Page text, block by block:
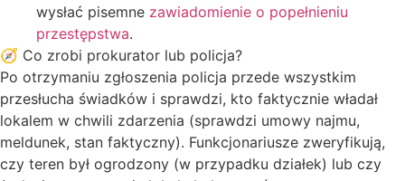
wysłać pisemne zawiadomienie o popełnieniu
przestępstwa.
🧭 Co zrobi prokurator lub policja?
Po otrzymaniu zgłoszenia policja przede wszystkim
przesłucha świadków i sprawdzi, kto faktycznie władał
lokalem w chwili zdarzenia (sprawdzi umowy najmu,
meldunek, stan faktyczny). Funkcjonariusze zweryfikują,
czy teren był ogrodzony (w przypadku działek) lub czy